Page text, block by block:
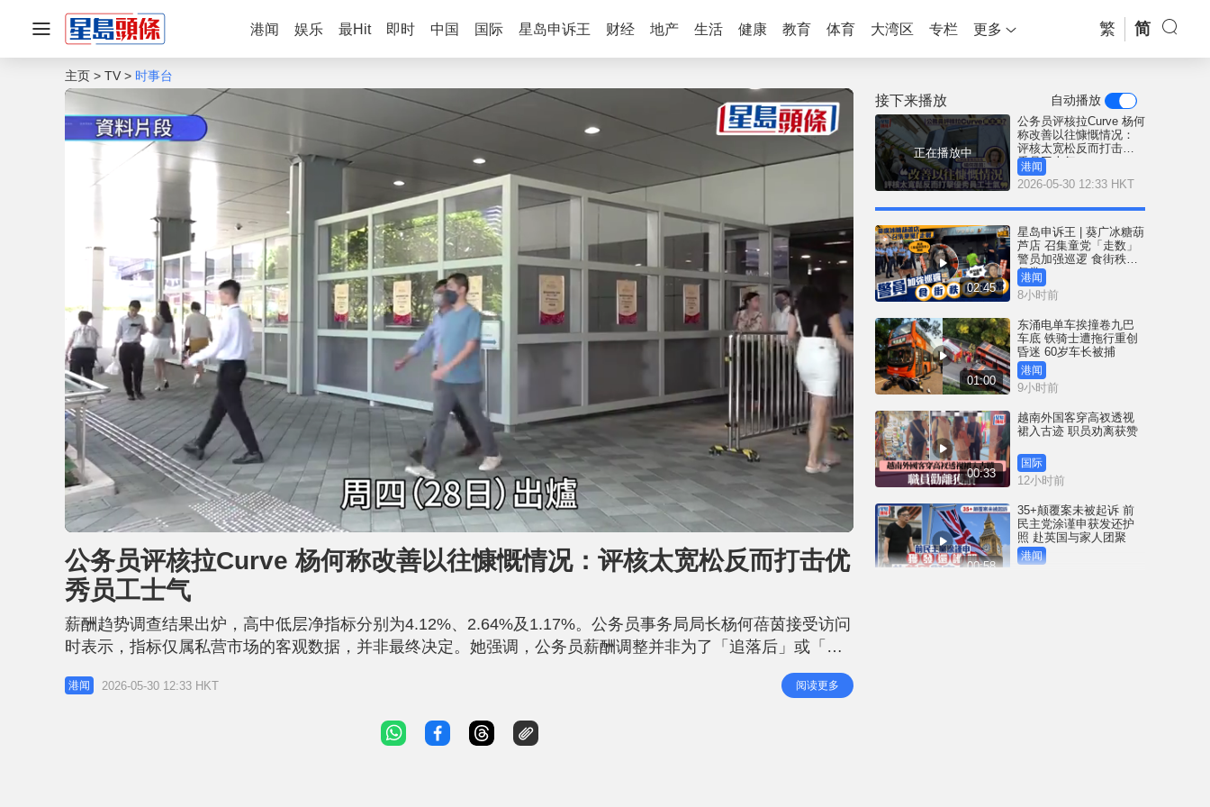
港闻 娱乐 最Hit 即时 中国 国际 星岛申诉王 财经 地产 生活 健康 教育 体育 大湾区 专栏 更多 繁 简
主页 TV 时事台
U
n
u
t
e
L
o
d
e
d
:
9
%
公务员评核拉Curve 杨何称改善以往慷慨情况：评核太宽松反而打击优
秀员工士气
薪酬趋势调查结果出炉，高中低层净指标分别为4.12%、2.64%及1.17%。公务员事务局局长杨何蓓茵接受访问
时表示，指标仅属私营市场的客观数据，并非最终决定。她强调，公务员薪酬调整并非为了「追落后」或「追
通胀」，行政会议将会综合考虑政府财政状况、经济表现及民情等六大因素，以作出平衡决定。 调薪非追落后
或追通胀 杨何蓓茵：设定咗个龙门系咁样 她表示，即使在通缩时期政府不一定会减薪，通胀时亦不一定要
港闻 2026-05-30 12:33 HKT 阅读更多
接下来播放 自动播放
正在播放中
公务员评核拉Curve 杨何
称改善以往慷慨情况：
评核太宽松反而打击优
秀员工士气
港闻
2026-05-30 12:33 HKT
02:45
星岛申诉王 | 葵广冰糖葫
芦店 召集童党「走数」
警员加强巡逻 食街秩序
复常
港闻
8小时前
01:00
东涌电单车挨撞卷九巴
车底 铁骑士遭拖行重创
昏迷 60岁车长被捕
港闻
9小时前
00:33
越南外国客穿高衩透视
裙入古迹 职员劝离获赞
国际
12小时前
00:58
35+颠覆案未被起诉 前
民主党涂谨申获发还护
照 赴英国与家人团聚
港闻